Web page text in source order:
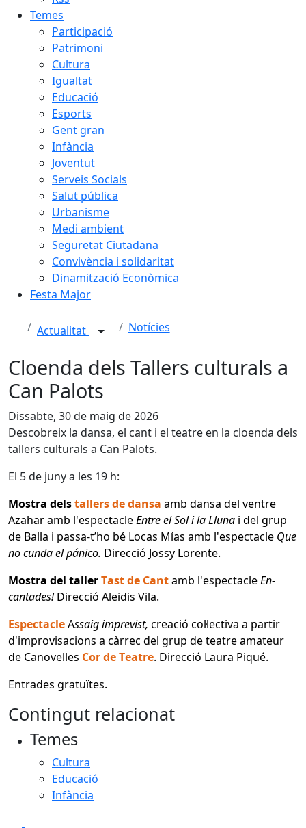
Temes
Participació
Patrimoni
Cultura
Igualtat
Educació
Esports
Gent gran
Infància
Joventut
Serveis Socials
Salut pública
Urbanisme
Medi ambient
Seguretat Ciutadana
Convivència i solidaritat
Dinamització Econòmica
Festa Major
Actualitat Notícies
Cloenda dels Tallers culturals a
Can Palots
Dissabte, 30 de maig de 2026
Descobreix la dansa, el cant i el teatre en la cloenda dels
tallers culturals a Can Palots.
El 5 de juny a les 19 h:
Mostra delstallers de dansa amb dansa del ventre
Azahar amb l'espectacleEntre el Sol i la Lluna i del grup
de Balla i passa-t’ho bé Locas Mías amb l'espectacle Que
no cunda el pánico. Direcció Jossy Lorente.
Mostra del tallerTast de Cantamb l'espectacleEn-
cantades!Direcció Aleidis Vila.
EspectacleAssaig imprevist, creació col·lectiva a partir
d'improvisacions a càrrec del grup de teatre amateur
de Canovelles Cor de Teatre. Direcció Laura Piqué.
Entrades gratuïtes.
Contingut relacionat
Temes
Cultura
Educació
Infància